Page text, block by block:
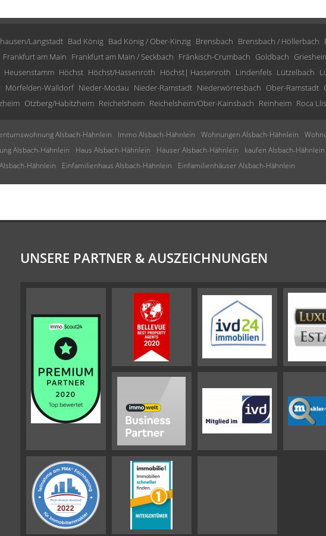
Langstadt Bad König Bad König / Ober-Kinzig Brensbach Brensbach / Höllerbach
Frankfurt am Main Frankfurt am Main / Seckbach Fränkisch-Crumbach Goldbach
Heusenstamm Höchst Höchst/Hassenroth Höchst| Hassenroth Lindenfels Lützelbach
Mörfelden-Walldorf Nieder-Modau Nieder-Ramstadt Niederwörresbach Ober-Ramstadt
Otzberg/Habitzheim Reichelsheim Reichelsheim/Ober-Kainsbach Reinheim Roca
Alsbach-Hähnlein Immo Alsbach-Hähnlein Wohnungen Alsbach-Hähnlein
Alsbach-Hähnlein Haus Alsbach-Hähnlein Häuser Alsbach-Hähnlein kaufen Alsbach-Hähnlein
Hähnlein Einfamilienhaus Alsbach-Hähnlein Einfamilienhäuser Alsbach-Hähnlein
UNSERE PARTNER & AUSZEICHNUNGEN